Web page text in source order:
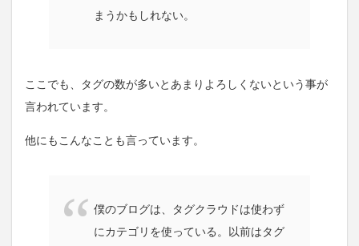
まうかもしれない。
ここでも、タグの数が多いとあまりよろしくないという事が
言われています。
他にもこんなことも言っています。
僕のブログは、タグクラウドは使わず
にカテゴリを使っている。以前はタグ